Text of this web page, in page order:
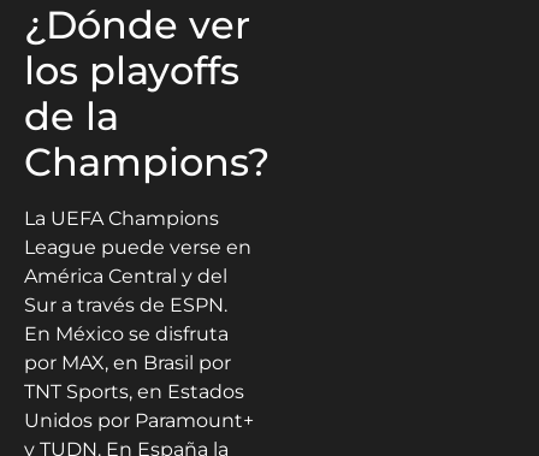
¿Dónde ver
los playoffs
de la
Champions?
La UEFA Champions
League puede verse en
América Central y del
Sur a través de ESPN.
En México se disfruta
por MAX, en Brasil por
TNT Sports, en Estados
Unidos por Paramount+
y TUDN. En España la